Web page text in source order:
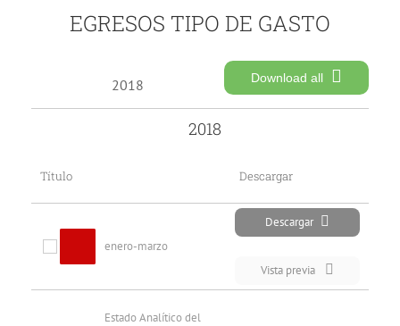
EGRESOS TIPO DE GASTO
Download all
2018
2018
Título Descargar
enero-marzo
Descargar
Vista previa
Estado Analítico del